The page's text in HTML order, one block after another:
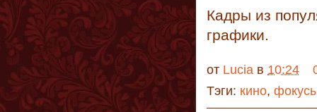
Кадры из
графики.
от Lucia в 10:24
Тэги: кино,